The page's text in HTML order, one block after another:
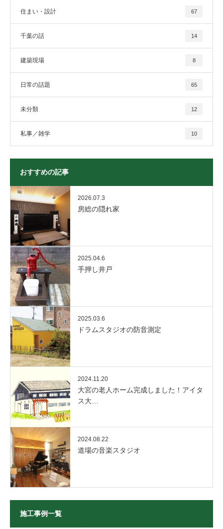
住まい・設計 67
千葉の話 14
建築現場 8
日常の話題 65
未分類 12
私事／雑学 10
おすすめの記事
2026.07.3
房総の隠れ家
2025.04.6
手押し井戸
2025.03.6
ドラムスタジオの防音測定
2024.11.20
大宮の老人ホーム完成しました！アイタ
ス大…
2024.08.22
道場の音楽スタジオ
施工事例一覧